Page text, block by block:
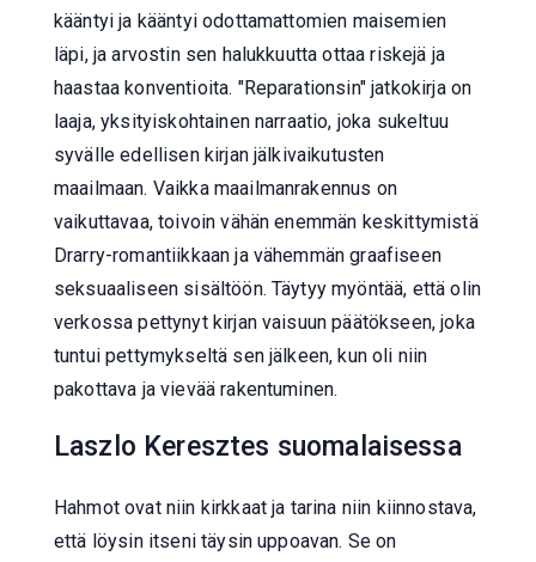
kääntyi ja kääntyi odottamattomien maisemien
läpi, ja arvostin sen halukkuutta ottaa riskejä ja
haastaa konventioita. "Reparationsin" jatkokirja on
laaja, yksityiskohtainen narraatio, joka sukeltuu
syvälle edellisen kirjan jälkivaikutusten
maailmaan. Vaikka maailmanrakennus on
vaikuttavaa, toivoin vähän enemmän keskittymistä
Drarry-romantiikkaan ja vähemmän graafiseen
seksuaaliseen sisältöön. Täytyy myöntää, että olin
verkossa pettynyt kirjan vaisuun päätökseen, joka
tuntui pettymykseltä sen jälkeen, kun oli niin
pakottava ja vievää rakentuminen.
Laszlo Keresztes suomalaisessa
Hahmot ovat niin kirkkaat ja tarina niin kiinnostava,
että löysin itseni täysin uppoavan. Se on